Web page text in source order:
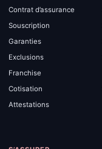
Contrat d’assurance
Souscription
Garanties
Exclusions
Franchise
Cotisation
Attestations